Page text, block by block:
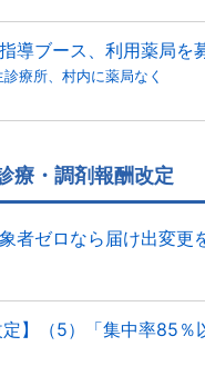
導ブース、利用薬局を
療所、村内に薬局なく
療・調剤報酬改定
者ゼロなら届け出変更
定】（5）「集中率85％